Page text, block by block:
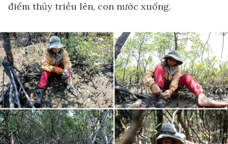
điểm thủy triều lên, con nước xuống.